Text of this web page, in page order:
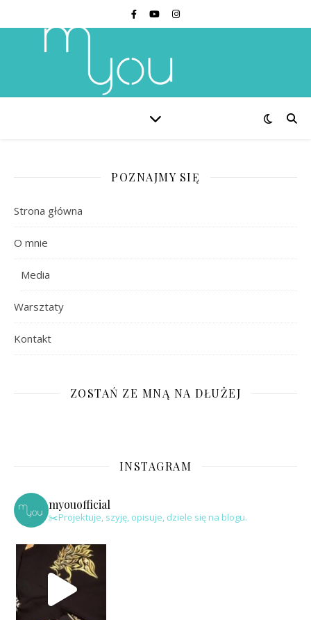
POZNAJMY SIĘ
Strona główna
O mnie
Media
Warsztaty
Kontakt
ZOSTAŃ ZE MNĄ NA DŁUŻEJ
INSTAGRAM
myouofficial
✂️Projektuje, szyję, opisuje, dziele się na blogu.